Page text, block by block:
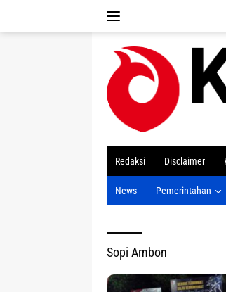
Redaksi Disclaimer
News Pemerintahan
Sopi Ambon